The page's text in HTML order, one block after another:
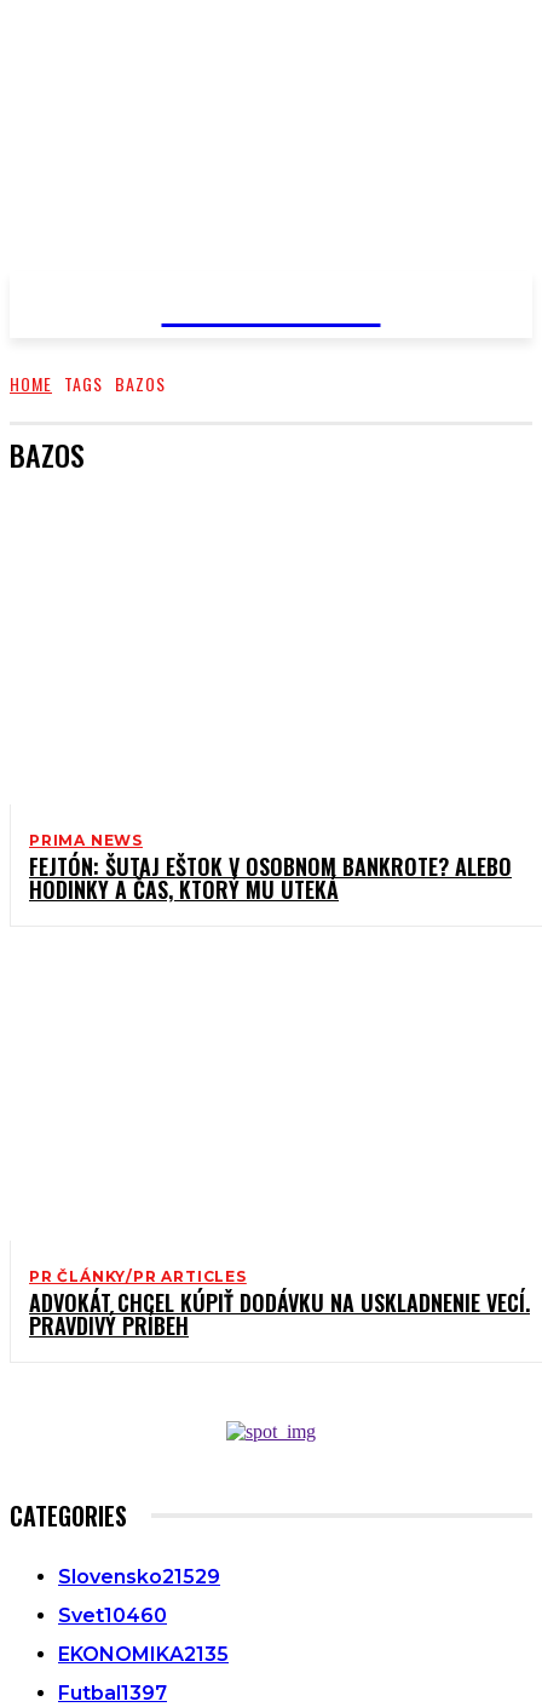
HOME TAGS BAZOS
BAZOS
PRIMA NEWS
FEJTÓN: ŠUTAJ EŠTOK V OSOBNOM BANKROTE? ALEBO
HODINKY A ČAS, KTORÝ MU UTEKÁ
PR ČLÁNKY/PR ARTICLES
ADVOKÁT CHCEL KÚPIŤ DODÁVKU NA USKLADNENIE VECÍ.
PRAVDIVÝ PRÍBEH
CATEGORIES
Slovensko21529
Svet10460
EKONOMIKA2135
Futbal 1397